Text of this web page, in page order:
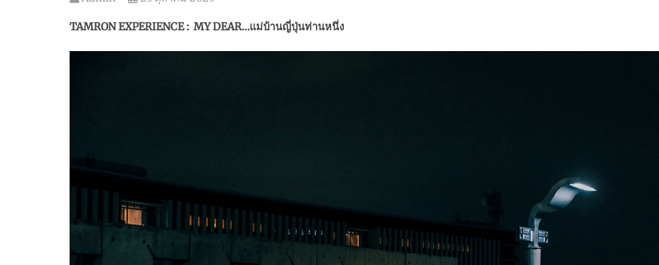
TAMRON EXPERIENCE : MY DEAR…แม่บ้านญี่ปุ่นท่านหนึ่ง